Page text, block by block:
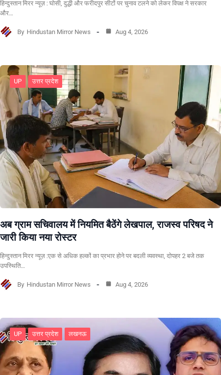
हिन्दुस्तान मिरर न्यूज़ : घोसी, दुद्धी और फरीदपुर सीटों पर चुनाव टलने को लेकर विपक्ष ने सरकार
और…
By Hindustan Mirror News Aug 4, 2026
UP उत्तर प्रदेश
अब ग्राम सचिवालय में नियमित बैठेंगे लेखपाल, राजस्व परिषद ने
जारी किया नया रोस्टर
हिन्दुस्तान मिरर न्यूज़ :एक से अधिक हल्कों का प्रभार होने पर बदली व्यवस्था, दोपहर 2 बजे तक
उपस्थिति…
By Hindustan Mirror News Aug 4, 2026
UP उत्तर प्रदेश लखनऊ